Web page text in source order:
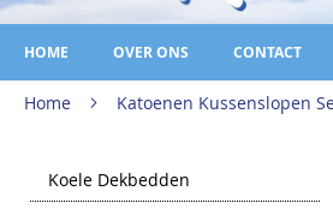
HOME OVER ONS CONTACT
Home Katoenen Kussenslopen
Koele Dekbedden